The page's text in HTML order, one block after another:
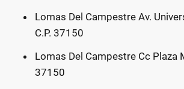
Lomas Del Campestre Av.
C.P. 37150
Lomas Del Campestre Cc Plaza
37150